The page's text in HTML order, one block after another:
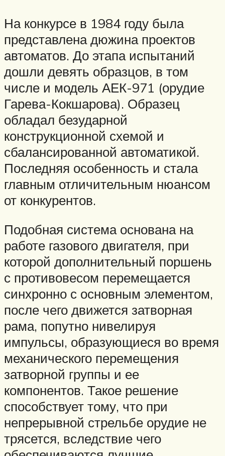
На конкурсе в 1984 году была
представлена дюжина проектов
автоматов. До этапа испытаний
дошли девять образцов, в том
числе и модель АЕК-971 (орудие
Гарева-Кокшарова). Образец
обладал безударной
конструкционной схемой и
сбалансированной автоматикой.
Последняя особенность и стала
главным отличительным нюансом
от конкурентов.
Подобная система основана на
работе газового двигателя, при
которой дополнительный поршень
с противовесом перемещается
синхронно с основным элементом,
после чего движется затворная
рама, попутно нивелируя
импульсы, образующиеся во время
механического перемещения
затворной группы и ее
компонентов. Такое решение
способствует тому, что при
непрерывной стрельбе орудие не
трясется, вследствие чего